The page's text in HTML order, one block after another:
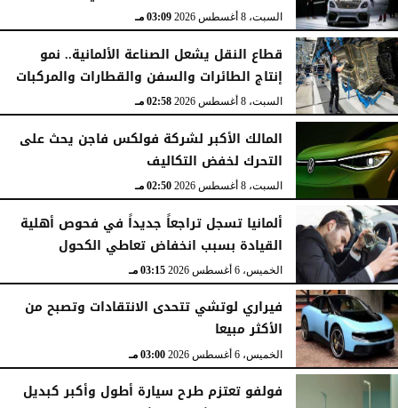
السبت، 8 أغسطس 2026 03:43 مـ
السبت، 8 أغسطس 2026 03:09 مـ
قطاع النقل يشعل الصناعة الألمانية.. نمو
إنتاج الطائرات والسفن والقطارات والمركبات
السبت، 8 أغسطس 2026 02:58 مـ
المالك الأكبر لشركة فولكس فاجن يحث على
التحرك لخفض التكاليف
السبت، 8 أغسطس 2026 02:50 مـ
ألمانيا تسجل تراجعاً جديداً في فحوص أهلية
القيادة بسبب انخفاض تعاطي الكحول
الخميس، 6 أغسطس 2026 03:15 مـ
فيراري لوتشي تتحدى الانتقادات وتصبح من
الأكثر مبيعا
الخميس، 6 أغسطس 2026 03:00 مـ
فولفو تعتزم طرح سيارة أطول وأكبر كبديل